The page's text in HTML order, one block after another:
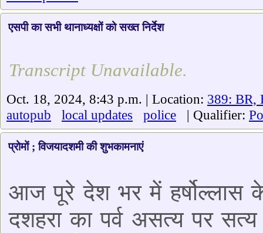
एसपी का सभी थानाध्यक्षों को सख्त निर्देश
Transcript Unavailable.
Oct. 18, 2024, 8:43 p.m. | Location: 389: BR,
autopub
local updates police | Qualifier:
प्रोमों ; विजयादशमी की शुभकामनाएं
आज पूरे देश भर में हर्षोल्लास
दशहरा का पर्व असत्य पर